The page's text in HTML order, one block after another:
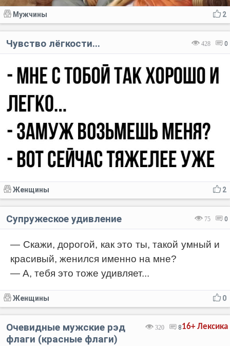
2
Мужчины
428 0
Чувство лёгкости...
2
Женщины
75 0
Супружеское удивление
— Скажи, дорогой, как это ты, такой умный и
красивый, женился именно на мне?
— А, тебя это тоже удивляет...
0
Женщины
Лексика
16+
320 8
Очевидные мужские рэд
флаги (красные флаги)